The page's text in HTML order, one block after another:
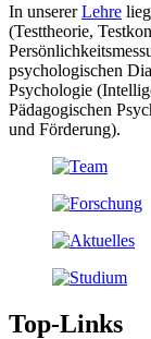
In unsererLehre
(Testtheorie,
psychologischen
Psychologie
Pädagogischen
und Förderung).
Top-Links